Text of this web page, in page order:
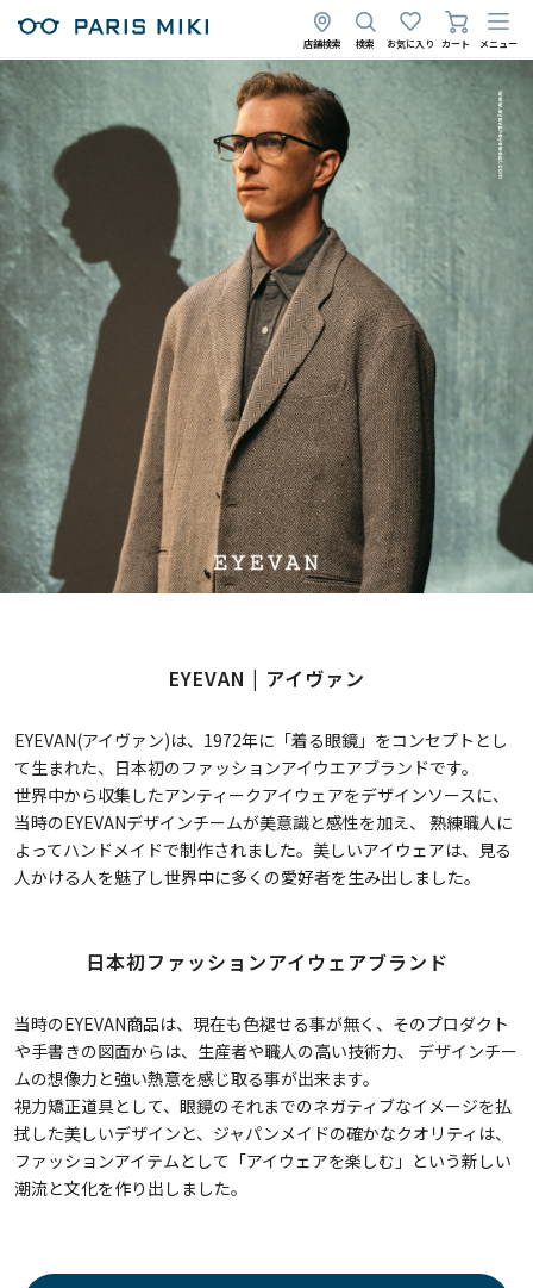
店舗検索 検索 お気に入り カート メニュー
EYEVAN | アイヴァン
EYEVAN(アイヴァン)は、1972年に「着る眼鏡」をコンセプトとし
て生まれた、日本初のファッションアイウエアブランドです。
世界中から収集したアンティークアイウェアをデザインソースに、
当時のEYEVANデザインチームが美意識と感性を加え、 熟練職人に
よってハンドメイドで制作されました。美しいアイウェアは、見る
人かける人を魅了し世界中に多くの愛好者を生み出しました。
日本初ファッションアイウェアブランド
当時のEYEVAN商品は、現在も色褪せる事が無く、そのプロダクト
や手書きの図面からは、生産者や職人の高い技術力、 デザインチー
ムの想像力と強い熱意を感じ取る事が出来ます。
視力矯正道具として、眼鏡のそれまでのネガティブなイメージを払
拭した美しいデザインと、ジャパンメイドの確かなクオリティは、
ファッションアイテムとして「アイウェアを楽しむ」という新しい
潮流と文化を作り出しました。